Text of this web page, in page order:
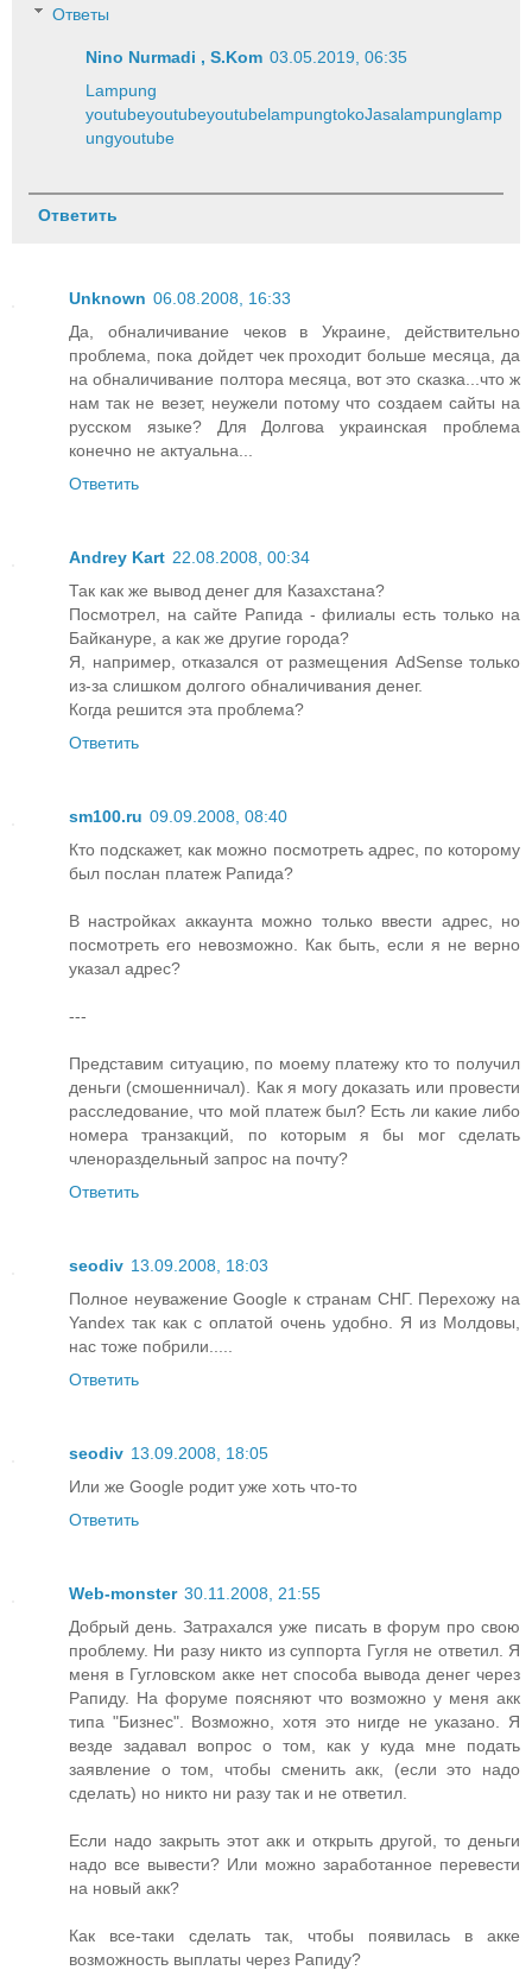
Ответы
Nino Nurmadi , S.Kom 03.05.2019, 06:35
Lampung
youtubeyoutubeyoutubelampungtokoJasalampunglamp
ungyoutube
Ответить
Unknown 06.08.2008, 16:33
Да, обналичивание чеков в Украине, действительно
проблема, пока дойдет чек проходит больше месяца, да
на обналичивание полтора месяца, вот это сказка...что ж
нам так не везет, неужели потому что создаем сайты на
русском языке? Для Долгова украинская проблема
конечно не актуальна...
Ответить
Andrey Kart 22.08.2008, 00:34
Так как же вывод денег для Казахстана?
Посмотрел, на сайте Рапида - филиалы есть только на
Байкануре, а как же другие города?
Я, например, отказался от размещения AdSense только
из-за слишком долгого обналичивания денег.
Когда решится эта проблема?
Ответить
sm100.ru 09.09.2008, 08:40
Кто подскажет, как можно посмотреть адрес, по которому
был послан платеж Рапида?
В настройках аккаунта можно только ввести адрес, но
посмотреть его невозможно. Как быть, если я не верно
указал адрес?
---
Представим ситуацию, по моему платежу кто то получил
деньги (смошенничал). Как я могу доказать или провести
расследование, что мой платеж был? Есть ли какие либо
номера транзакций, по которым я бы мог сделать
членораздельный запрос на почту?
Ответить
seodiv 13.09.2008, 18:03
Полное неуважение Google к странам СНГ. Перехожу на
Yandex так как с оплатой очень удобно. Я из Молдовы,
нас тоже побрили.....
Ответить
seodiv 13.09.2008, 18:05
Или же Google родит уже хоть что-то
Ответить
Web-monster 30.11.2008, 21:55
Добрый день. Затрахался уже писать в форум про свою
проблему. Ни разу никто из суппорта Гугля не ответил. Я
меня в Гугловском акке нет способа вывода денег через
Рапиду. На форуме поясняют что возможно у меня акк
типа "Бизнес". Возможно, хотя это нигде не указано. Я
везде задавал вопрос о том, как у куда мне подать
заявление о том, чтобы сменить акк, (если это надо
сделать) но никто ни разу так и не ответил.
Если надо закрыть этот акк и открыть другой, то деньги
надо все вывести? Или можно заработанное перевести
на новый акк?
Как все-таки сделать так, чтобы появилась в акке
возможность выплаты через Рапиду?